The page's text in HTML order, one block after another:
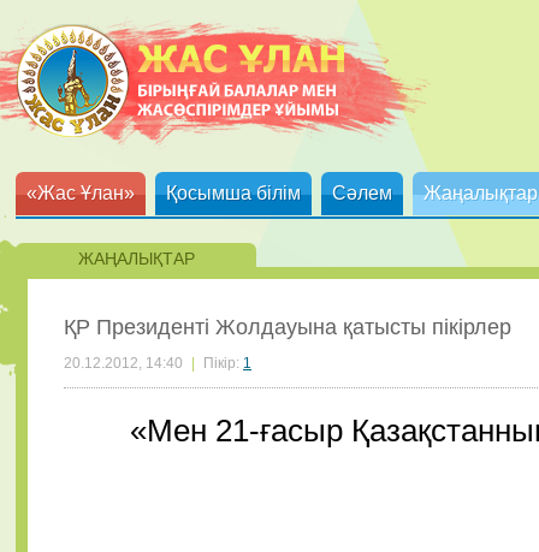
«Жас Ұлан» Қосымша білім Сәлем Жаңалықтар
ЖАҢАЛЫҚТАР
ҚР Президенті Жолдауына қатысты пікірлер
20.12.2012, 14:40 Пікір: 1
«Мен 21-ғасыр